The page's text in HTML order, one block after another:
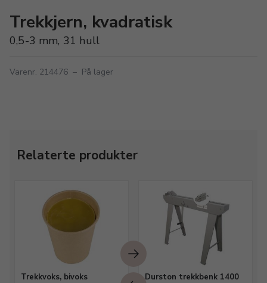
Trekkjern, kvadratisk
0,5-3 mm, 31 hull
Varenr. 214476 – På lager
Relaterte produkter
Trekkvoks, bivoks
Durston trekkbenk 1400